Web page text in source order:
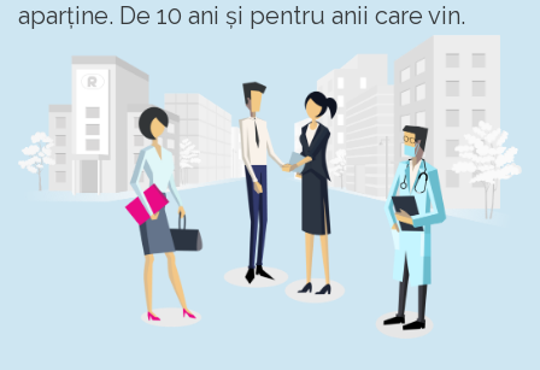
aparține. De 10 ani și pentru anii care vin.